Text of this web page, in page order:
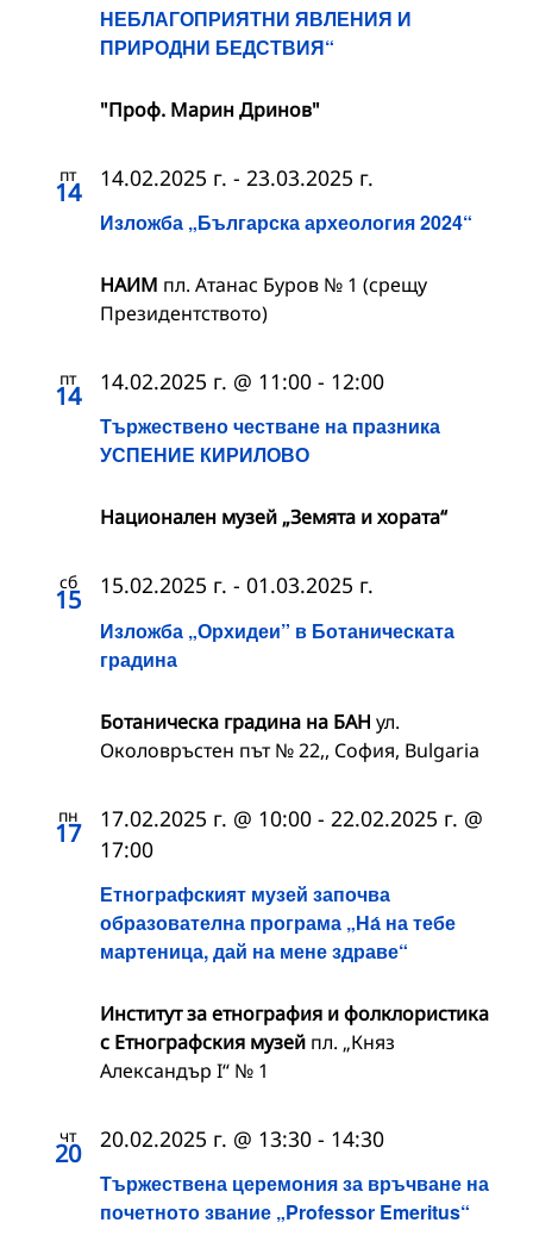
НЕБЛАГОПРИЯТНИ ЯВЛЕНИЯ И
ПРИРОДНИ БЕДСТВИЯ“
"Проф. Марин Дринов"
пт
14
Изложба „Българска археология 2024“
14.02.2025 г. - 23.03.2025 г.
НАИМ пл. Атанас Буров № 1 (срещу
Президентството)
пт
14
Тържествено честване на празника
УСПЕНИЕ КИРИЛОВО
14.02.2025 г. @ 11:00 - 12:00
Национален музей „Земята и хората“
сб
15
Изложба „Орхидеи” в Ботаническата
градина
15.02.2025 г. - 01.03.2025 г.
Ботаническа градина на БАН ул.
Околовръстен път № 22,, София, Bulgaria
пн
17
Етнографският музей започва
образователна програма „На́ на тебе
мартеница, дай на мене здраве“
17.02.2025 г. @ 10:00 - 22.02.2025 г. @
17:00
Институт за етнография и фолклористика
с Етнографския музей пл. „Княз
Александър I“ № 1
чт
20
Тържествена церемония за връчване на
почетното звание „Professor Emeritus“
20.02.2025 г. @ 13:30 - 14:30